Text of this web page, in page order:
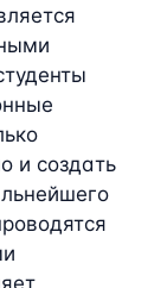
и создать